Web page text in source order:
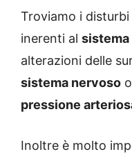
Troviamo i
inerenti al
alterazioni delle
sistema nervoso
pressione
Inoltre è molto